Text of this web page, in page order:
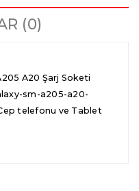
(0)
A20 Şarj Soketi
sm-a205-a20-
telefonu ve Tablet